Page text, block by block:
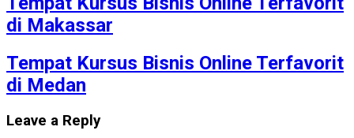
di Makassar
Tempat Kursus Bisnis Online Terfavorit
di Medan
Leave a Reply